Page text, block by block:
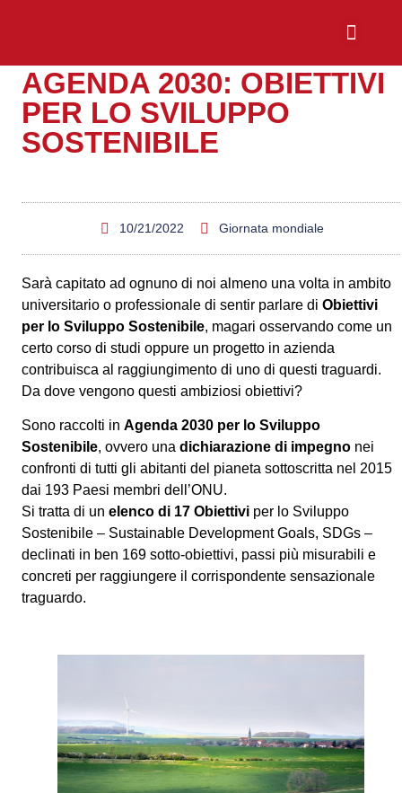
AGENDA 2030: OBIETTIVI
PER LO SVILUPPO
SOSTENIBILE
10/21/2022 Giornata mondiale
Sarà capitato ad ognuno di noi almeno una volta in ambito
universitario o professionale di sentir parlare di Obiettivi
per lo Sviluppo Sostenibile, magari osservando come un
certo corso di studi oppure un progetto in azienda
contribuisca al raggiungimento di uno di questi traguardi.
Da dove vengono questi ambiziosi obiettivi?
Sono raccolti in Agenda 2030 per lo Sviluppo
Sostenibile, ovvero una dichiarazione di impegno nei
confronti di tutti gli abitanti del pianeta sottoscritta nel 2015
dai 193 Paesi membri dell’ONU.
Si tratta di un elenco di 17 Obiettivi per lo Sviluppo
Sostenibile – Sustainable Development Goals, SDGs –
declinati in ben 169 sotto-obiettivi, passi più misurabili e
concreti per raggiungere il corrispondente sensazionale
traguardo.